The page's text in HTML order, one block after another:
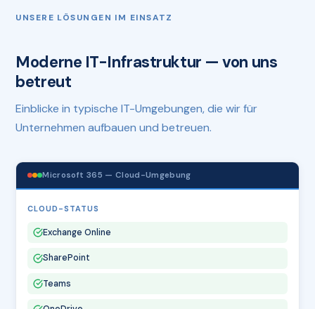
UNSERE LÖSUNGEN IM EINSATZ
Moderne IT-Infrastruktur — von uns
betreut
Einblicke in typische IT-Umgebungen, die wir für
Unternehmen aufbauen und betreuen.
Microsoft 365 — Cloud-Umgebung
CLOUD-STATUS
Exchange Online
SharePoint
Teams